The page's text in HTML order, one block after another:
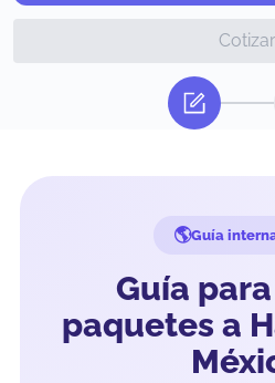
Cotizar
Guía
Guía
paquetes a